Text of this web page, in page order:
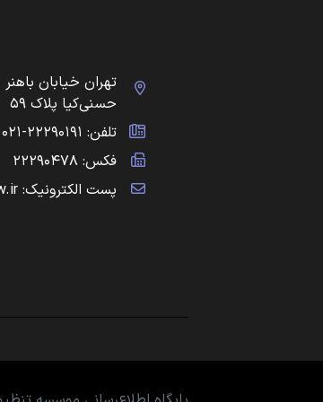
تهران خیابان
حسنی‌کیا پلاک ۵۹
تلفن: ۲۲۲۹۰۱۹۱-۰۲۱ الی ۵
فکس: ۲۲۲۹۰۴۷۸
پست الکترونیک: info@icpikw.ir